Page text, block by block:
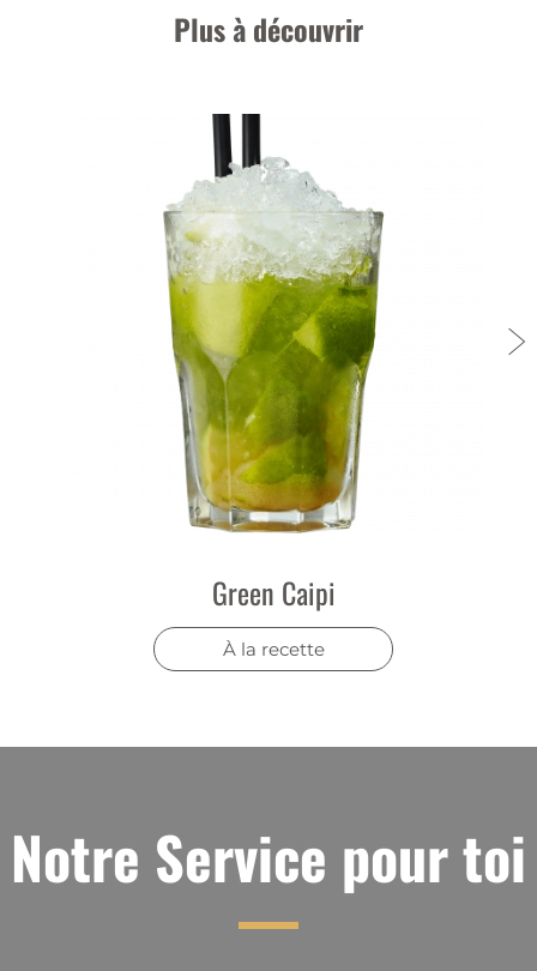
Plus à découvrir
Green Caipi
À la recette
Notre Service pour toi